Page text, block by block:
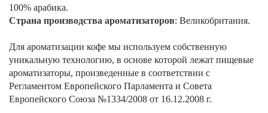
100% арабика.
Страна производства ароматизаторов: Великобритания.
Для ароматизации кофе мы используем собственную
уникальную технологию, в основе которой лежат пищевые
ароматизаторы, произведенные в соответствии с
Регламентом Европейского Парламента и Совета
Европейского Союза №1334/2008 от 16.12.2008 г.